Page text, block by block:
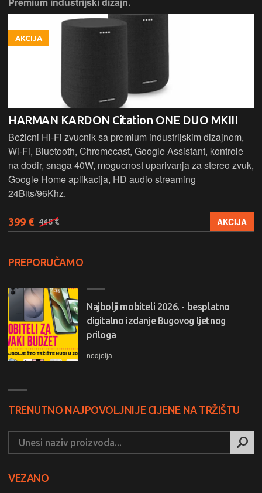
AKCIJA
HARMAN KARDON Citation ONE DUO MKIII
Bežicni Hi-Fi zvucnik sa premium industrijskim dizajnom,
Wi-Fi, Bluetooth, Chromecast, Google Assistant, kontrole
na dodir, snaga 40W, mogucnost uparivanja za stereo zvuk,
Google Home aplikacija, HD audio streaming
24Bits/96Khz.
399 € 448 € AKCIJA
PREPORUČAMO
Najbolji mobiteli 2026. - besplatno
digitalno izdanje Bugovog ljetnog
priloga
nedjelja
TRENUTNO NAJPOVOLJNIJE CIJENE NA TRŽIŠTU
VEZANO